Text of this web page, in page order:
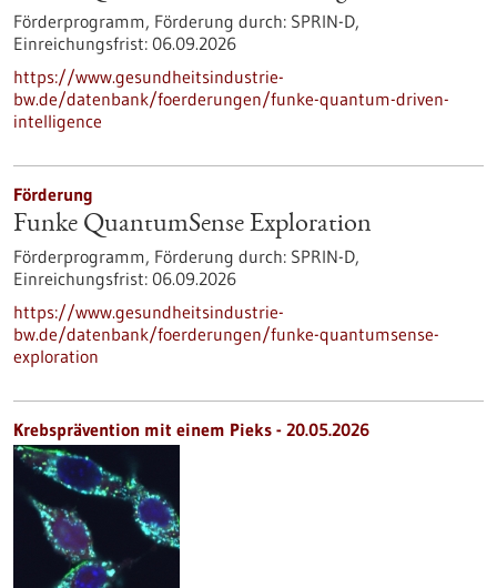
Förderprogramm, Förderung durch: SPRIN-D,
Einreichungsfrist: 06.09.2026
https://www.gesundheitsindustrie-
bw.de/datenbank/foerderungen/funke-quantum-driven-
intelligence
Förderung
Funke QuantumSense Exploration
Förderprogramm, Förderung durch: SPRIN-D,
Einreichungsfrist: 06.09.2026
https://www.gesundheitsindustrie-
bw.de/datenbank/foerderungen/funke-quantumsense-
exploration
Krebsprävention mit einem Pieks - 20.05.2026